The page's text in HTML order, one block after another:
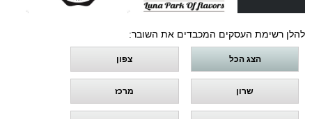
להלן רשימת העסקים המכבדים את השובר:
הצג הכל צפון
שרון מרכז